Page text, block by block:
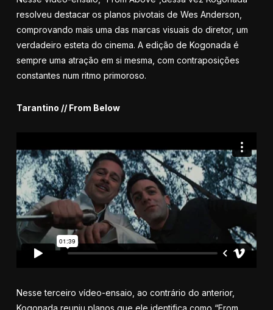
resolveu destacar os planos pivotais de Wes Anderson,
comprovando mais uma das marcas visuais do diretor, um
verdadeiro esteta do cinema. A edição de Kogonada é
sempre uma atração em si mesma, com contraposições
constantes num ritmo primoroso.
Tarantino // From Below
Nesse terceiro vídeo-ensaio, ao contrário do anterior,
Kogonada reuniu planos que ele identifica como “From